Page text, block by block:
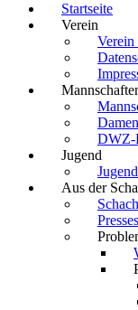
Startseite
Verein
Verein
DWZ-
Jugend
Aus der